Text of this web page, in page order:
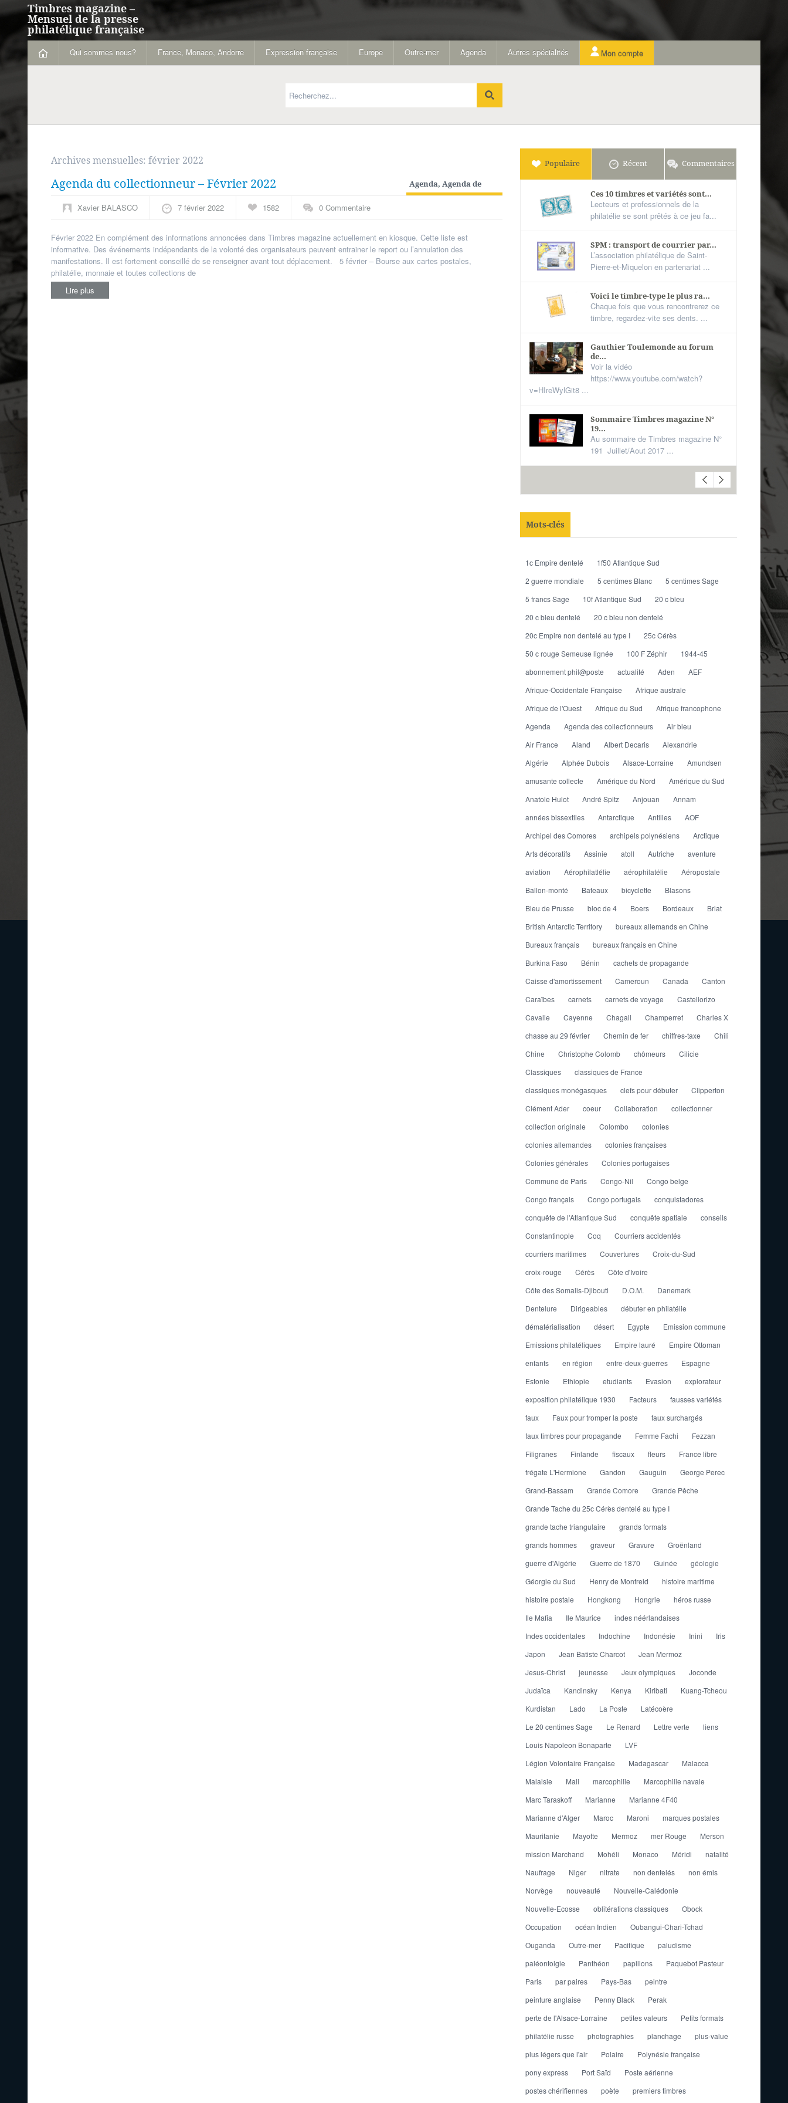
Timbres magazine –
Mensuel de la presse
philatélique française
Qui sommes nous? France, Monaco, Andorre Expression française Europe Outre-mer Agenda Autres spécialités Mon compte
Archives mensuelles: février 2022
Agenda du collectionneur – Février 2022 Agenda, Agenda de
Xavier BALASCO 7 février 2022 1582 0 Commentaire
Février 2022 En complément des informations annoncées dans Timbres magazine actuellement en kiosque. Cette liste est
informative. Des événements indépendants de la volonté des organisateurs peuvent entrainer le report ou l’annulation des
manifestations. Il est fortement conseillé de se renseigner avant tout déplacement. 5 février – Bourse aux cartes postales,
philatélie, monnaie et toutes collections de
Lire plus
Populaire Récent Commentaires
Ces 10 timbres et variétés sont...
Lecteurs et professionnels de la
philatélie se sont prêtés à ce jeu fa...
SPM : transport de courrier par...
L’association philatélique de Saint-
Pierre-et-Miquelon en partenariat ...
Voici le timbre-type le plus ra...
Chaque fois que vous rencontrerez ce
timbre, regardez-vite ses dents. ...
Gauthier Toulemonde au forum
de...
Voir la vidéo
https://www.youtube.com/watch?
v=HIreWylGit8 ...
Sommaire Timbres magazine N°
19...
Au sommaire de Timbres magazine N°
191 Juillet/Aout 2017 ...
Mots-clés
1c Empire dentelé
1f50 Atlantique Sud
2 guerre mondiale
5 centimes Blanc
5 centimes Sage
5 francs Sage
10f Atlantique Sud
20 c bleu
20 c bleu dentelé
20 c bleu non dentelé
20c Empire non dentelé au type I
25c Cérès
50 c rouge Semeuse lignée
100 F Zéphir
1944-45
abonnement phil@poste
actualité Aden
AEF
Afrique-Occidentale Française
Afrique australe
Afrique de l'Ouest
Afrique du Sud
Afrique francophone
Agenda
Agenda des collectionneurs
Air bleu
Air France
Aland Albert Decaris
Alexandrie
Algérie
Alphée Dubois Alsace-Lorraine
Amundsen
amusante collecte
Amérique du Nord
Amérique du Sud
Anatole Hulot
André Spitz Anjouan
Annam
années bissextiles
Antarctique Antilles
AOF
Archipel des Comores
archipels polynésiens
Arctique
Arts décoratifs
Assinie atoll Autriche
aventure
aviation
Aérophilatlélie aérophilatélie
Aéropostale
Ballon-monté
Bateaux bicyclette
Blasons
Bleu de Prusse
bloc de 4 Boers Bordeaux
Briat
British Antarctic Territory
bureaux allemands en Chine
Bureaux français
bureaux français en Chine
Burkina Faso
Bénin
cachets de propagande
Caisse d'amortissement
Cameroun Canada
Canton
Caraïbes
carnets carnets de voyage
Castellorizo
Cavalle
Cayenne Chagall Champerret
Charles X
chasse au 29 février
Chemin de fer chiffres-taxe
Chili
Chine
Christophe Colomb chômeurs
Cilicie
Classiques
classiques de France
classiques monégasques
clefs pour débuter
Clipperton
Clément Ader
coeur Collaboration
collectionner
collection originale
Colombo
colonies
colonies allemandes
colonies françaises
Colonies générales
Colonies portugaises
Commune de Paris
Congo-Nil
Congo belge
Congo français
Congo portugais
conquistadores
conquête de l'Atlantique Sud
conquête spatiale
conseils
Constantinople
Coq
Courriers accidentés
courriers maritimes
Couvertures
Croix-du-Sud
croix-rouge
Cérès
Côte d'Ivoire
Côte des Somalis-Djibouti
D.O.M.
Danemark
Dentelure
Dirigeables
débuter en philatélie
dématérialisation
désert Egypte
Emission commune
Emissions philatéliques
Empire lauré
Empire Ottoman
enfants
en région entre-deux-guerres
Espagne
Estonie
Ethiopie etudiants Evasion
explorateur
exposition philatélique 1930
Facteurs
fausses variétés
faux
Faux pour tromper la poste
faux surchargés
faux timbres pour propagande
Femme Fachi
Fezzan
Filigranes
Finlande fiscaux fleurs
France libre
frégate L'Hermione
Gandon Gauguin
George Perec
Grand-Bassam
Grande Comore
Grande Pêche
Grande Tache du 25c Cérès dentelé au type I
grande tache triangulaire
grands formats
grands hommes
graveur Gravure
Groënland
guerre d'Algérie
Guerre de 1870 Guinée
géologie
Géorgie du Sud
Henry de Monfreid
histoire maritime
histoire postale
Hongkong Hongrie
héros russe
Ile Mafia
Ile Maurice
indes néérlandaises
Indes occidentales
Indochine Indonésie Inini
Iris
Japon
Jean Batiste Charcot
Jean Mermoz
Jesus-Christ
jeunesse Jeux olympiques
Joconde
Judaïca
Kandinsky Kenya Kiribati
Kuang-Tcheou
Kurdistan
Lado La Poste
Latécoère
Le 20 centimes Sage
Le Renard Lettre verte
liens
Louis Napoleon Bonaparte
LVF
Légion Volontaire Française
Madagascar
Malacca
Malaisie
Mali marcophilie
Marcophilie navale
Marc Taraskoff
Marianne
Marianne 4F40
Marianne d'Alger
Maroc Maroni
marques postales
Mauritanie
Mayotte Mermoz mer Rouge
Merson
mission Marchand
Mohéli Monaco Méridi
natalité
Naufrage
Niger nitrate non dentelés
non émis
Norvège
nouveauté
Nouvelle-Calédonie
Nouvelle-Ecosse
oblitérations classiques
Obock
Occupation
océan Indien
Oubangui-Chari-Tchad
Ouganda
Outre-mer Pacifique
paludisme
paléontolgie
Panthéon papillons
Paquebot Pasteur
Paris
par paires Pays-Bas
peintre
peinture anglaise
Penny Black
Perak
perte de l'Alsace-Lorraine
petites valeurs
Petits formats
philatélie russe
photographies planchage
plus-value
plus légers que l'air
Polaire
Polynésie française
pony express
Port Saïd
Poste aérienne
postes chérifiennes
poète premiers timbres